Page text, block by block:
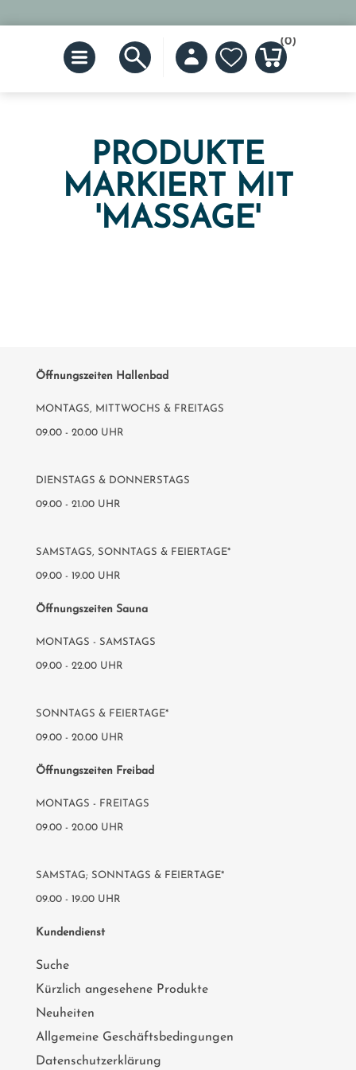
(0)
PRODUKTE
MARKIERT MIT
'MASSAGE'
Öffnungszeiten Hallenbad
MONTAGS, MITTWOCHS & FREITAGS
09.00 - 20.00 UHR
DIENSTAGS & DONNERSTAGS
09.00 - 21.00 UHR
SAMSTAGS, SONNTAGS & FEIERTAGE*
09.00 - 19.00 UHR
Öffnungszeiten Sauna
MONTAGS - SAMSTAGS
09.00 - 22.00 UHR
SONNTAGS & FEIERTAGE*
09.00 - 20.00 UHR
Öffnungszeiten Freibad
MONTAGS - FREITAGS
09.00 - 20.00 UHR
SAMSTAG; SONNTAGS & FEIERTAGE*
09.00 - 19.00 UHR
Kundendienst
Suche
Kürzlich angesehene Produkte
Neuheiten
Allgemeine Geschäftsbedingungen
Datenschutzerklärung